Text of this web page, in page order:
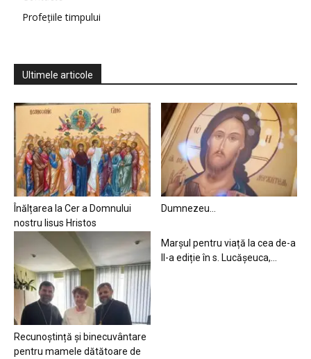
Profețiile timpului
Ultimele articole
Înălțarea la Cer a Domnului
nostru Iisus Hristos
Dumnezeu…
Recunoștință și binecuvântare
pentru mamele dătătoare de
Marșul pentru viață la cea de-a
II-a ediție în s. Lucășeuca,...